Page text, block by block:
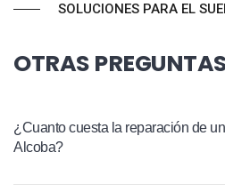
SOLUCIONES PARA EL
OTRAS
¿Cuanto cuesta la reparación de
Alcoba?